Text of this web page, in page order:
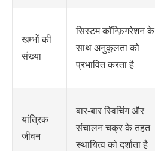
खम्भों की
संख्या
सिस्टम कॉन्फ़िगरेशन के
साथ अनुकूलता को
प्रभावित करता है
यांत्रिक
जीवन
बार-बार स्विचिंग और
संचालन चक्र के तहत
स्थायित्व को दर्शाता है